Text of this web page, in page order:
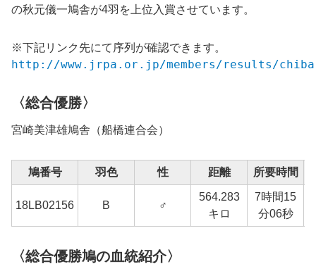
の秋元儀一鳩舎が4羽を上位入賞させています。
※下記リンク先にて序列が確認できます。
http://www.jrpa.or.jp/members/results/
〈総合優勝〉
宮崎美津雄鳩舎（船橋連合会）
鳩番号 羽色 性 距離 所要時間
18LB02156 B ♂
564.283
キロ
7時間15
分06秒
〈総合優勝鳩の血統紹介〉